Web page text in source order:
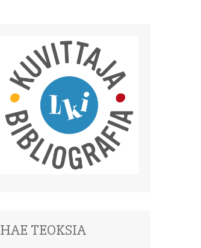
HAE TEOKSIA